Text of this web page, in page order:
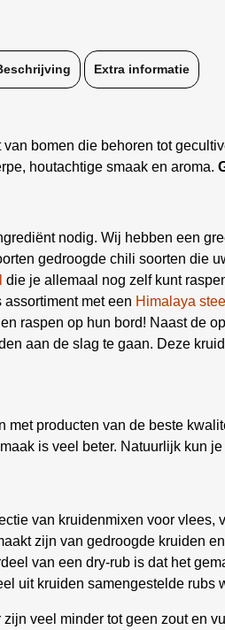
Extra informatie
bomen die behoren tot
houtachtige smaak en aroma.
nodig. Wij hebben een
gedroogde chili soorten die
die je allemaal nog zelf kunt
met een Himalaya
raspen op hun bord! Naast de
aan de slag te gaan. Deze
producten van de beste
is veel beter. Natuurlijk kun
van kruidenmixen voor
zijn van gedroogde kruiden
van een dry-rub is dat het
uit kruiden samengestelde
veel minder tot geen zout en